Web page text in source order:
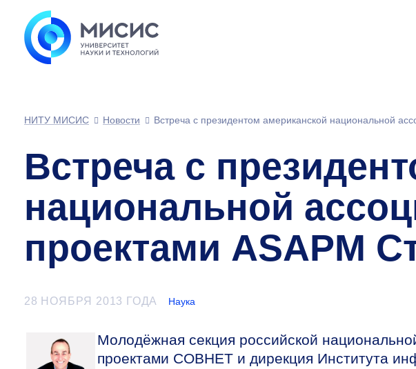
НИТУ МИСИС Новости Встреча с президентом американской национальной
Встреча с
национальной
проектами ASAPM
28 НОЯБРЯ 2013 ГОДА Наука
Молодёжная секция российской
проектами СОВНЕТ и дирекция Института